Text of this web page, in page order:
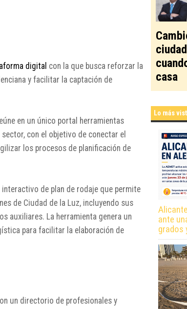
digital con la que busca reforzar la
y facilitar la captación de
en un único portal herramientas
con el objetivo de conectar el
los procesos de planificación de
de plan de rodaje que permite
de Ciudad de la Luz, incluyendo sus
auxiliares. La herramienta genera un
para facilitar la elaboración de
un directorio de profesionales y
casa
Lo más
ante
grados